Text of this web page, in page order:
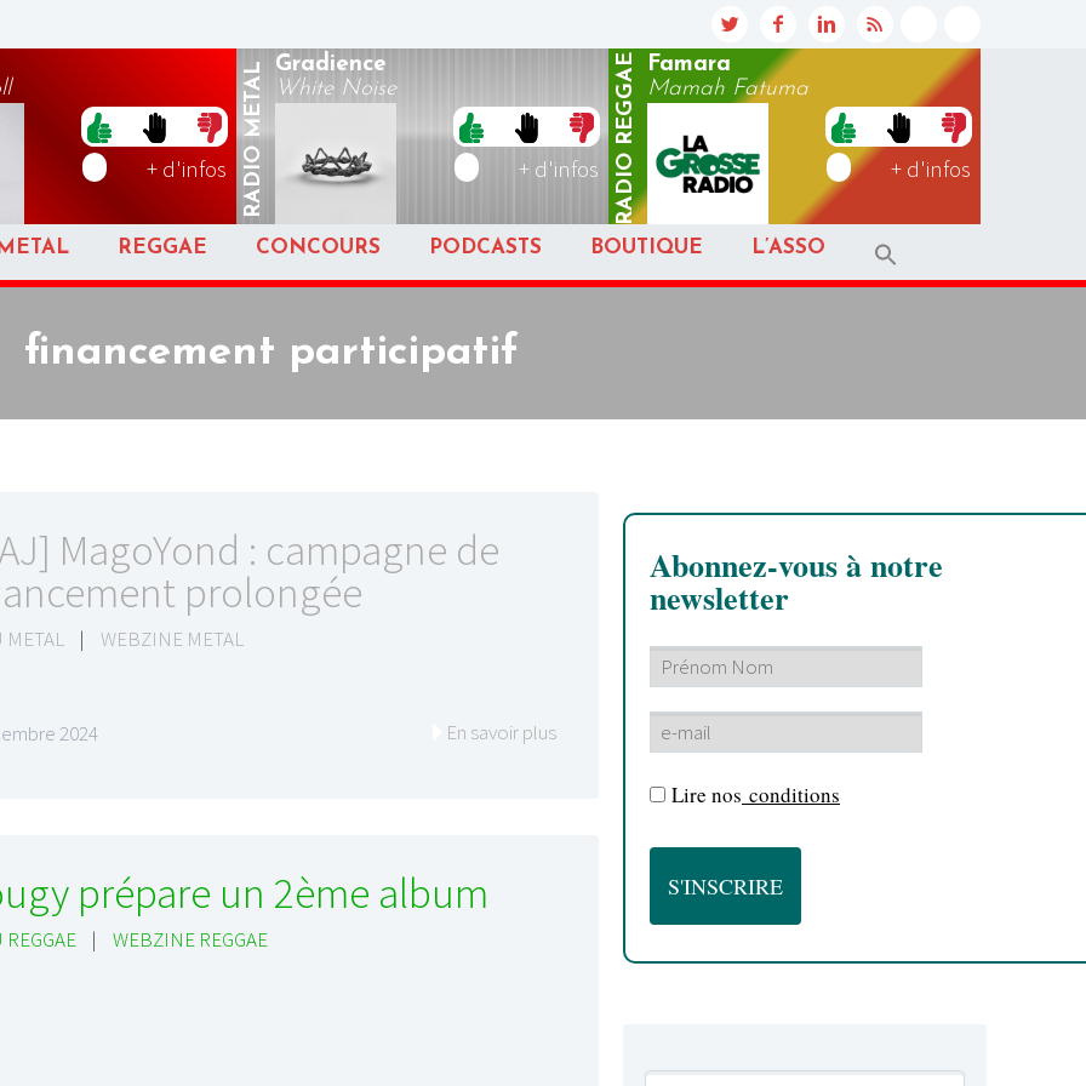
+ d'infos RADIO
METAL Gradience
White Noise
+ d'infos RADIO
REGGAE
Famara
Mamah Fatuma
+ d'infos
REGGAE CONCOURS PODCASTS BOUTIQUE L’ASSO
financement participatif
MagoYond : campagne de
prolongée
METAL | WEBZINE METAL
2024 En savoir plus
prépare un 2ème album
REGGAE | WEBZINE REGGAE
Abonnez-vous à notre
newsletter
Lire nos conditions